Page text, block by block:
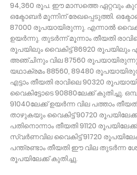
94,360 രൂപ. ഈ മാസത്തെ ഏറ്റവും
ഒക്ടോബർ മൂന്നിന് രേഖപ്പെടുത്തി.
87000 രൂപയായിരുന്നു. എന്നാൽ
ഉയർന്നു. തുടർന്ന് മൂന്നാം തീയതി
രൂപയിലും വൈകിട്ട് 86920 രൂപയിലും
അഞ്ചിനും വില 87560
യഥാക്രമം 88560, 89480
എട്ടാം തീയതി രാവിലെ 90320
വൈകിട്ടോടെ 90880ലേക്ക് കുതിച്ചു.
91040ലേക്ക് ഉയർന്ന വില പത്താം
താഴുകയും വൈകിട്ട് 90720
പതിനൊന്നാം തീയതി 91120
സ്വർണവില വൈകിട്ട് 91720
പന്ത്രണ്ടാം തീയതി ഈ വില തുടർന്ന
രൂപയിലേക്ക് കുതിച്ചു.